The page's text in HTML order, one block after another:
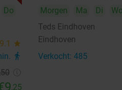
Do
9.1 star
directions_walk
,25
Morgen Ma Di Wo
Teds Eindhoven
Eindhoven
Verkocht: 485